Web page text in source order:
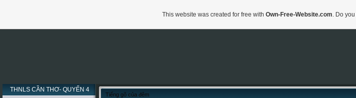
THNLS CẦN THƠ- QUYỂN 4
Tiếng gõ của đêm
This website was created for free with Own-Free-Website.com. Do